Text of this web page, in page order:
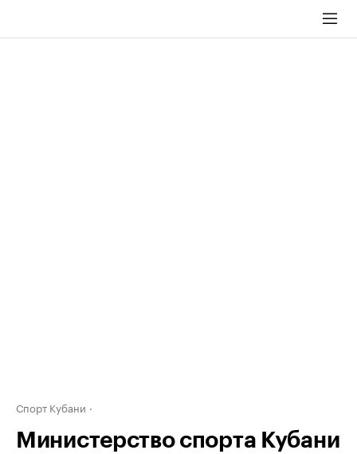
Спорт Кубани
Министерство спорта Кубани